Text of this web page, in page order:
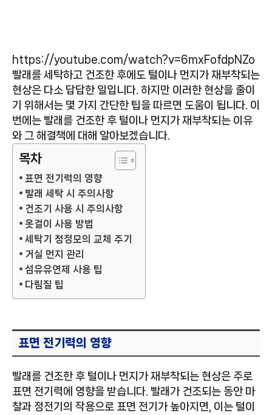
https://youtube.com/watch?v=6mxFofdpNZo
빨래를 세탁하고 건조한 후에도 털이나 먼지가 재부착되는
현상은 다소 답답한 일입니다. 하지만 이러한 현상을 줄이
기 위해서는 몇 가지 간단한 팁을 따르면 도움이 됩니다. 이
번에는 빨래를 건조한 후 털이나 먼지가 재부착되는 이유
와 그 해결책에 대해 알아보겠습니다.
목차
표면 전기력의 영향
빨래 세탁 시 주의사항
건조기 사용 시 주의사항
옷걸이 사용 방법
세탁기 청정모의 교체 주기
거실 먼지 관리
섬유유연제 사용 팁
다림질 팁
표면 전기력의 영향
빨래를 건조한 후 털이나 먼지가 재부착되는 현상은 주로
표면 전기력에 영향을 받습니다. 빨래가 건조되는 동안 마
찰과 정전기의 작용으로 표면 전기가 높아지면, 이는 털이